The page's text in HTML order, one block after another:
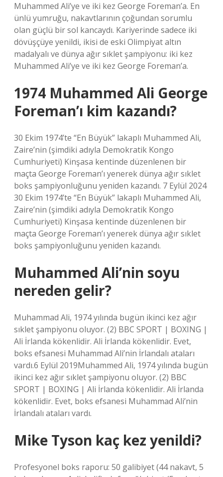
Muhammed Ali’ye ve iki kez George Foreman’a. En
ünlü yumruğu, nakavtlarının çoğundan sorumlu
olan güçlü bir sol kancaydı. Kariyerinde sadece iki
dövüşçüye yenildi, ikisi de eski Olimpiyat altın
madalyalı ve dünya ağır sıklet şampiyonu: iki kez
Muhammed Ali’ye ve iki kez George Foreman’a.
1974 Muhammed Ali George
Foreman’ı kim kazandı?
30 Ekim 1974’te “En Büyük” lakaplı Muhammed Ali,
Zaire’nin (şimdiki adıyla Demokratik Kongo
Cumhuriyeti) Kinşasa kentinde düzenlenen bir
maçta George Foreman’ı yenerek dünya ağır sıklet
boks şampiyonluğunu yeniden kazandı. 7 Eylül 2024
30 Ekim 1974’te “En Büyük” lakaplı Muhammed Ali,
Zaire’nin (şimdiki adıyla Demokratik Kongo
Cumhuriyeti) Kinşasa kentinde düzenlenen bir
maçta George Foreman’ı yenerek dünya ağır sıklet
boks şampiyonluğunu yeniden kazandı.
Muhammed Ali’nin soyu
nereden gelir?
Muhammad Ali, 1974 yılında bugün ikinci kez ağır
sıklet şampiyonu oluyor. (2) BBC SPORT | BOXING |
Ali İrlanda kökenlidir. Ali İrlanda kökenlidir. Evet,
boks efsanesi Muhammad Ali’nin İrlandalı ataları
vardı.6 Eylül 2019Muhammed Ali, 1974 yılında bugün
ikinci kez ağır sıklet şampiyonu oluyor. (2) BBC
SPORT | BOXING | Ali İrlanda kökenlidir. Ali İrlanda
kökenlidir. Evet, boks efsanesi Muhammad Ali’nin
İrlandalı ataları vardı.
Mike Tyson kaç kez yenildi?
Profesyonel boks raporu: 50 galibiyet (44 nakavt, 5